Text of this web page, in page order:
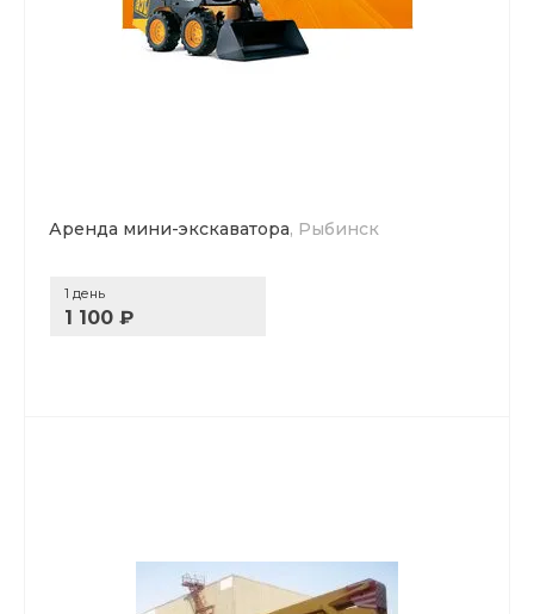
Аренда мини-экскаватора, Рыбинск
1 день
1 100 ₽